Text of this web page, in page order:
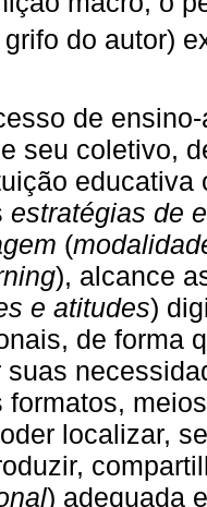
do autor)
de
seu coletivo,
educativa
estratégias de
(
), alcance
e atitudes)
de forma
suas
formatos,
localizar,
) adequada